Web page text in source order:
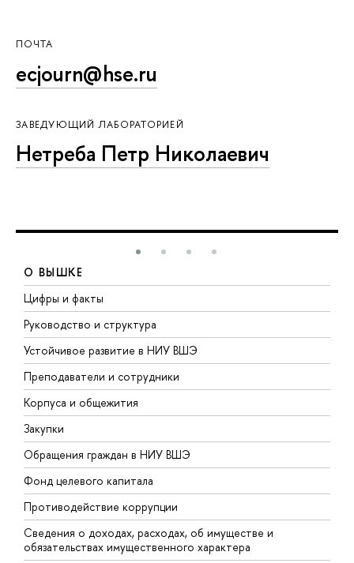
ПОЧТА
ecjourn@hse.ru
ЗАВЕДУЮЩИЙ ЛАБОРАТОРИЕЙ
Нетреба Петр Николаевич
О ВЫШКЕ
Цифры и факты
Руководство и структура
Устойчивое развитие в НИУ ВШЭ
Преподаватели и сотрудники
Корпуса и общежития
Закупки
Обращения граждан в НИУ ВШЭ
Фонд целевого капитала
Противодействие коррупции
Сведения о доходах, расходах, об имуществе и
обязательствах имущественного характера